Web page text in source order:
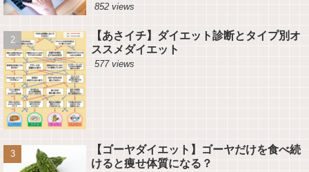
852 views
【あさイチ】ダイエット診断とタイプ別オ
ススメダイエット
577 views
【ゴーヤダイエット】ゴーヤだけを食べ続
けると痩せ体質になる？